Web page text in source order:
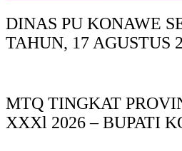
DINAS PU KONAWE
TAHUN, 17 AGUSTUS
MTQ TINGKAT
XXXl 2026 – BUPATI